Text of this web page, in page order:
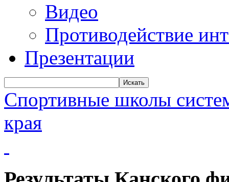
Видео
Противодействие
Презентации
Искать
Спортивные школы
края